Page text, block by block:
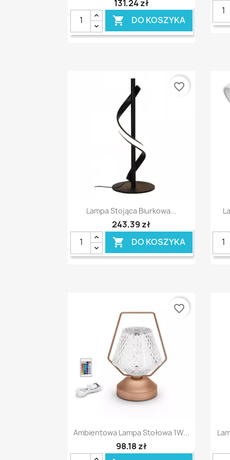
131,24 zł
 DO KOSZYKA
Szybki podgląd
Lampa Stojąca Biurkowa...
243,39 zł
 DO KOSZYKA
favorite_border
Szybki podgląd
Ambientowa Lampa Stołowa 1W...
98,18 zł
favorite_border